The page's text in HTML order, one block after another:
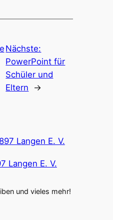
Nächste:
PowerPoint für
Schüler und
Eltern
→
Langen E. V.
und vieles mehr!